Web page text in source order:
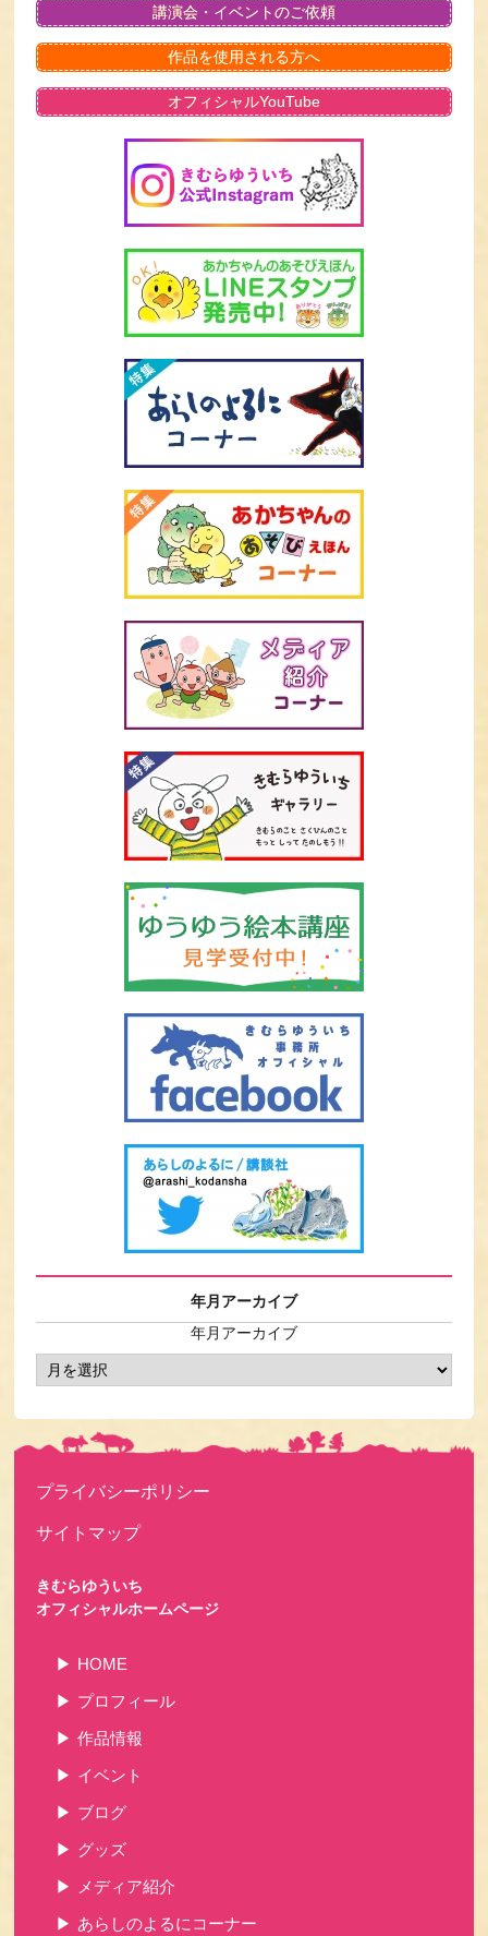
講演会・イベントのご依頼
作品を使用される方へ
オフィシャルYouTube
年月アーカイブ
年月アーカイブ
プライバシーポリシー
サイトマップ
きむらゆういち
オフィシャルホームページ
HOME
プロフィール
作品情報
イベント
ブログ
グッズ
メディア紹介
あらしのよるにコーナー